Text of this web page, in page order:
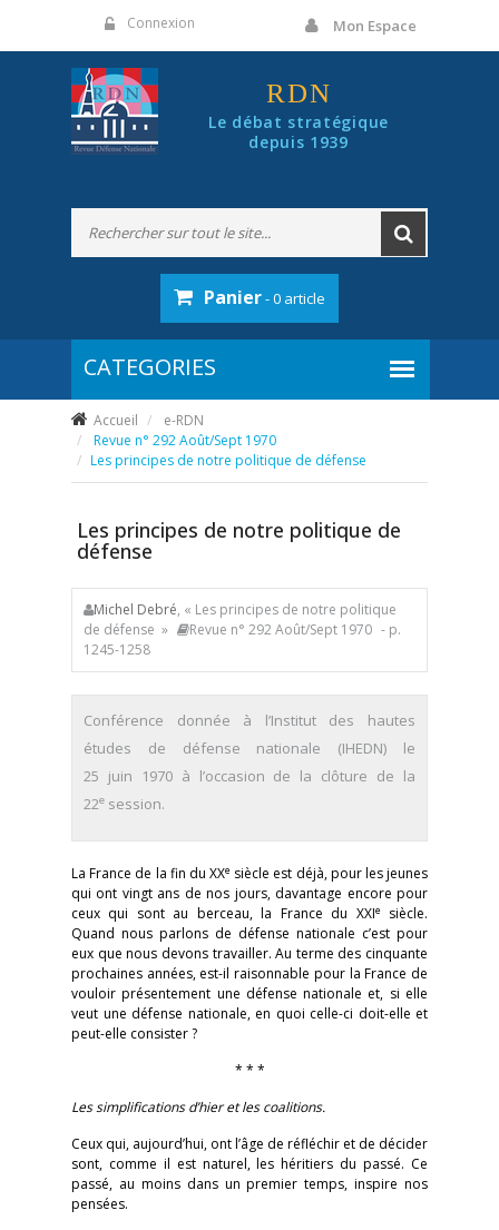
Connexion Mon Espace
RDN
Le débat stratégique
depuis 1939
Panier- 0 article
Accueil
e-RDN
Revue n° 292 Août/Sept 1970
Les principes de notre politique de défense
Les principes de notre politique de
défense
Michel Debré, « Les principes de notre politique
de défense »
Revue n° 292 Août/Sept 1970 - p.
1245-1258
Conférence donnée à l’Institut des hautes
études de défense nationale (IHEDN) le
25 juin 1970 à l’occasion de la clôture de la
22e session.
La France de la fin du XXe siècle est déjà, pour les jeunes
qui ont vingt ans de nos jours, davantage encore pour
ceux qui sont au berceau, la France du XXIesiècle.
Quand nous parlons de défense nationale c’est pour
eux que nous devons travailler. Au terme des cinquante
prochaines années, est-il raisonnable pour la France de
vouloir présentement une défense nationale et, si elle
veut une défense nationale, en quoi celle-ci doit-elle et
peut-elle consister ?
* * *
Les simplifications d’hier et les coalitions.
Ceux qui, aujourd’hui, ont l’âge de réfléchir et de décider
sont, comme il est naturel, les héritiers du passé. Ce
passé, au moins dans un premier temps, inspire nos
pensées.